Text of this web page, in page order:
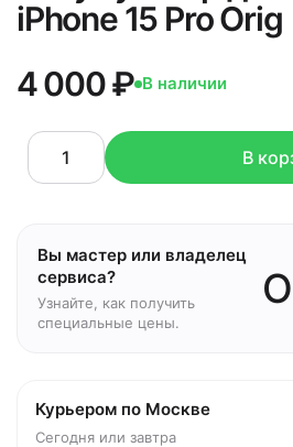
iPhone 15 Pro Orig
4 000 ₽ В наличии
В
Вы мастер или владелец
сервиса?
Узнайте, как получить
специальные цены.
Курьером по Москве
Сегодня или завтра